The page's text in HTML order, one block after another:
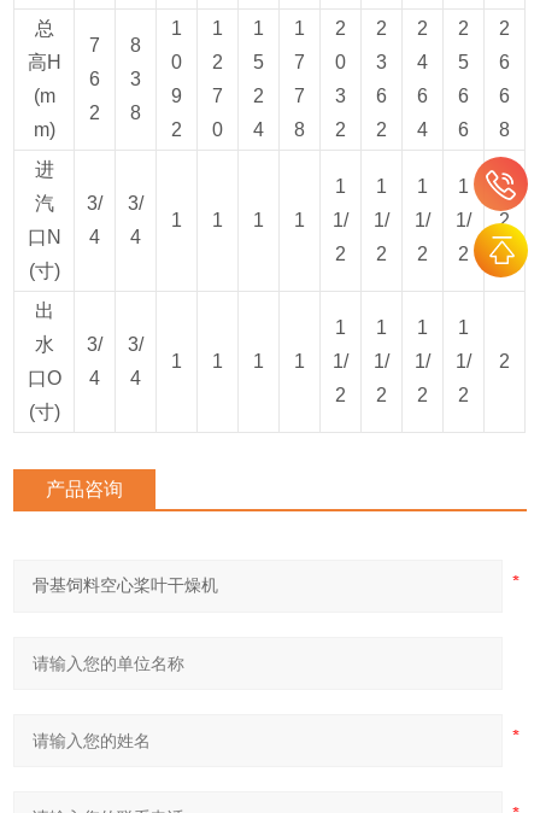
总
高H
(m
m)
7
6
2
8
3
8
1
0
9
2
1
2
7
0
1
5
2
4
1
7
7
8
2
0
3
2
2
3
6
2
2
4
6
4
2
5
6
6
2
6
6
8
进
汽
口N
(寸)
3/
4
3/
4
1 1 1 1
1
1/
2
1
1/
2
1
1/
2
1
1/
2
2
出
水
口O
(寸)
3/
4
3/
4
1 1 1 1
1
1/
2
1
1/
2
1
1/
2
1
1/
2
2
产品咨询